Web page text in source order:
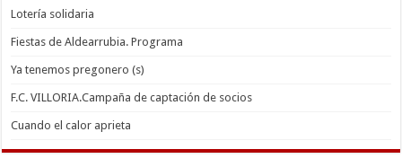
Lotería solidaria
Fiestas de Aldearrubia. Programa
Ya tenemos pregonero (s)
F.C. VILLORIA.Campaña de captación de socios
Cuando el calor aprieta